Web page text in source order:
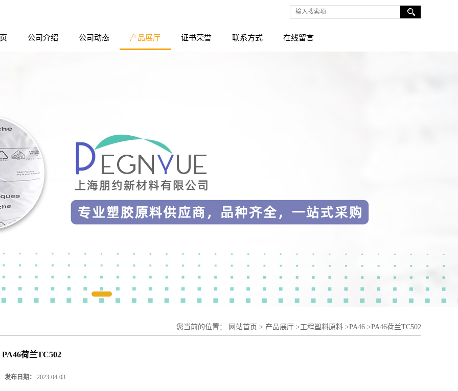
公司介绍 公司动态 产品展厅 证书荣誉 联系方式 在线留言
您当前的位置： 网站首页 > 产品展厅 >工程塑料原料 >PA46 >PA46荷兰TC502
PA46荷兰TC502
发布日期： 2023-04-03